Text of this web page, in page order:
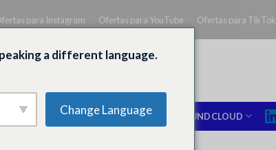
para Instagram Ofertas para YouTube Ofertas para TikTok
TWITCH X SOUNDCLOUD
a different language.
Change Language